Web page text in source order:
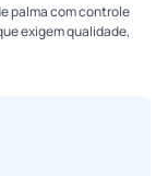
palma com controle
exigem qualidade,